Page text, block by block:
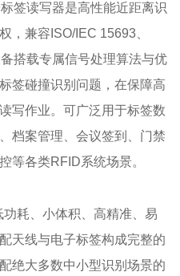
签读写器是高性能近距离识
，兼容ISO/IEC 15693、
搭载专属信号处理算法与优
签碰撞识别问题，在保障高
写作业。可广泛用于标签数
档案管理、会议签到、门禁
等各类RFID系统场景。
耗、小体积、高精准、易
天线与电子标签构成完整的
绝大多数中小型识别场景的